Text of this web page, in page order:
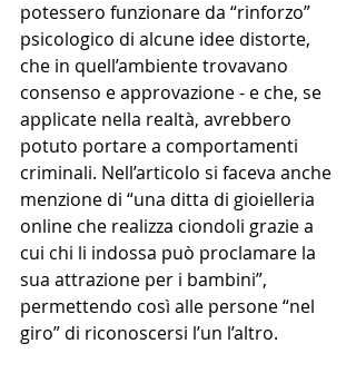
potessero funzionare da “rinforzo”
psicologico di alcune idee distorte,
che in quell’ambiente trovavano
consenso e approvazione - e che, se
applicate nella realtà, avrebbero
potuto portare a comportamenti
criminali. Nell’articolo si faceva anche
menzione di “una ditta di gioielleria
online che realizza ciondoli grazie a
cui chi li indossa può proclamare la
sua attrazione per i bambini”,
permettendo così alle persone “nel
giro” di riconoscersi l’un l’altro.